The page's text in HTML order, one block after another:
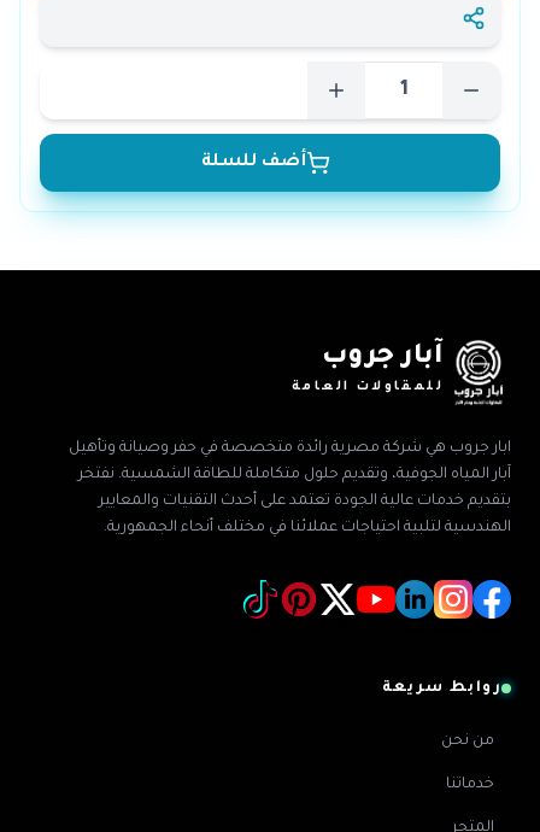
أضف للسلة
آبار جروب
للمقاولات العامة
ابار جروب هي شركة مصرية رائدة متخصصة في حفر وصيانة وتأهيل
آبار المياه الجوفية، وتقديم حلول متكاملة للطاقة الشمسية. نفتخر
بتقديم خدمات عالية الجودة تعتمد على أحدث التقنيات والمعايير
الهندسية لتلبية احتياجات عملائنا في مختلف أنحاء الجمهورية.
روابط سريعة
من نحن
خدماتنا
المتجر